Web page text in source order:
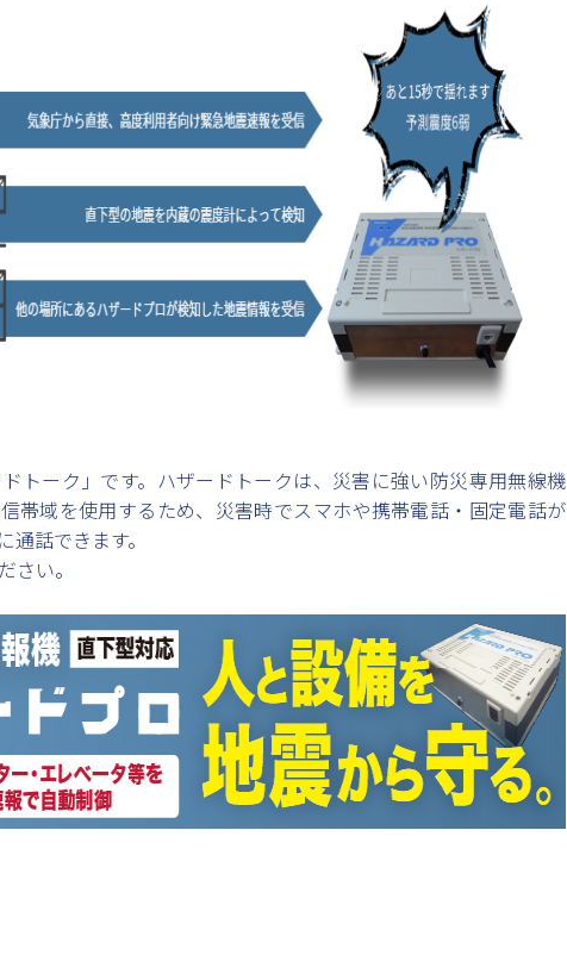
トーク」です。ハザードトークは、災害に強い防災専用無線機
帯域を使用するため、災害時でスマホや携帯電話・固定電話が
話できます。
さい。